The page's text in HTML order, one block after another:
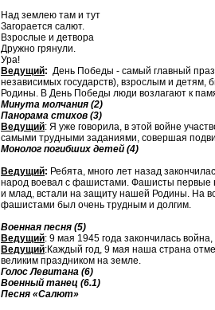
Над землею там и тут
Загорается салют.
Взрослые и детвора
Дружно грянули.
Ура!
Ведущий: День Победы - самый главный
независимых государств), взрослым и
Родины. В День Победы люди возлагают к
Минута молчания (2)
Панорама стихов (3)
Ведущий: Я уже говорила, в этой войне
самыми трудными заданиями, совершая
Монолог погибших детей (4)
Ведущий: Ребята, много лет назад
народ воевал с фашистами. Фашисты первые
и млад, встали на защиту нашей Родины. На
фашистами был очень трудным и долгим.
Военная песня (5)
Ведущий: 9 мая 1945 года закончилась
Ведущий:Каждый год, 9 мая наша страна
великим праздником на земле.
Голос Левитана (6)
Военный танец (6.1)
Песня «Салют»